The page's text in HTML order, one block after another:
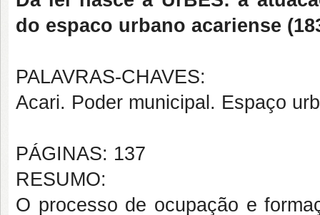
do espaco urbano acariense
PALAVRAS-CHAVES:
Acari. Poder municipal. Espaço
PÁGINAS: 137
RESUMO:
O processo de ocupação e